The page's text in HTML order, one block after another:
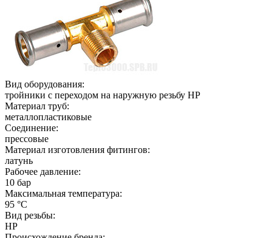
Вид оборудования:
тройники с переходом на наружную резьбу НР
Материал труб:
металлопластиковые
Соединение:
прессовые
Материал изготовления фитингов:
латунь
Рабочее давление:
10 бар
Максимальная температура:
95 °C
Вид резьбы:
НР